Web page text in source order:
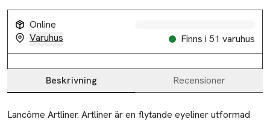
Online
Varuhus
Finns i 51 varuhus
Beskrivning Recensioner
Beskrivning
Lancôme Artliner. Artliner är en flytande eyeliner utformad